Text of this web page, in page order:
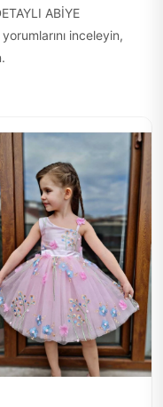
ABİYE
inceleyin,